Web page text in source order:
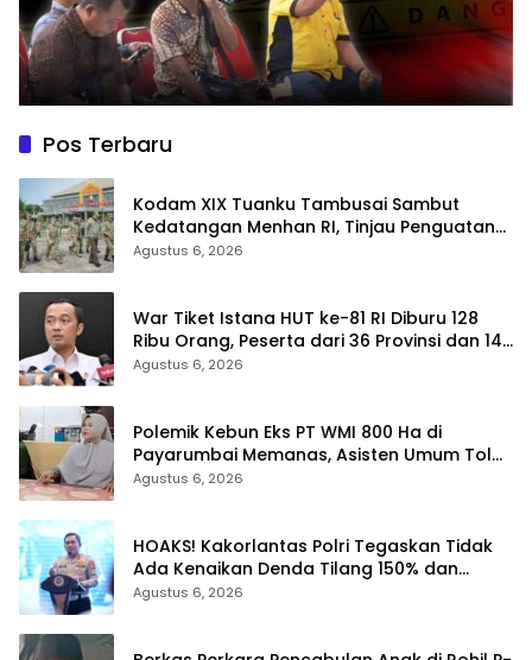
Pos Terbaru
Kodam XIX Tuanku Tambusai Sambut
Kedatangan Menhan RI, Tinjau Penguatan
Yonif TP di Bengkalis dan Kampar
Agustus 6, 2026
War Tiket Istana HUT ke-81 RI Diburu 128
Ribu Orang, Peserta dari 36 Provinsi dan 14
Negara
Agustus 6, 2026
Polemik Kebun Eks PT WMI 800 Ha di
Payarumbai Memanas, Asisten Umum Tolak
Dikelola Agrinas dan Tantang Presiden
Agustus 6, 2026
HOAKS! Kakorlantas Polri Tegaskan Tidak
Ada Kenaikan Denda Tilang 150% dan
Tilang Manual Menyeluruh
Agustus 6, 2026